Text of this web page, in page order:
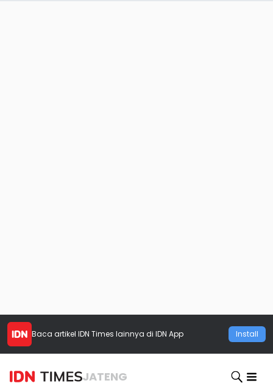
Baca artikel IDN Times lainnya di IDN App Install
JATENG